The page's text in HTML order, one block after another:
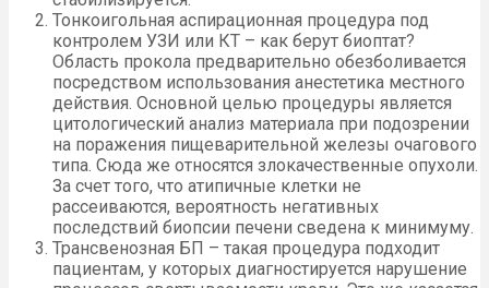
Тонкоигольная аспирационная процедура под
контролем УЗИ или КТ – как берут биоптат?
Область прокола предварительно обезболивается
посредством использования анестетика местного
действия. Основной целью процедуры является
цитологический анализ материала при подозрении
на поражения пищеварительной железы очагового
типа. Сюда же относятся злокачественные опухоли.
За счет того, что атипичные клетки не
рассеиваются, вероятность негативных
последствий биопсии печени сведена к минимуму.
Трансвенозная БП – такая процедура подходит
пациентам, у которых диагностируется нарушение